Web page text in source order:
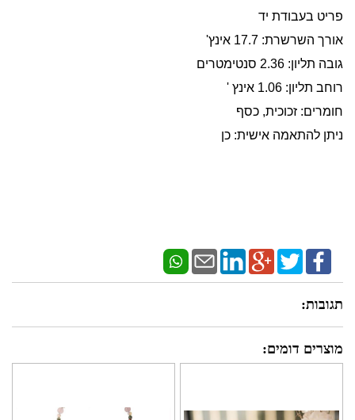
פריט בעבודת יד
אורך השרשרת: 17.7 אינץ'
גובה תליון: 2.36 סנטימטרים
רוחב תליון: 1.06 אינץ '
חומרים: זכוכית, כסף
ניתן להתאמה אישית: כן
תגובות:
מוצרים דומים: